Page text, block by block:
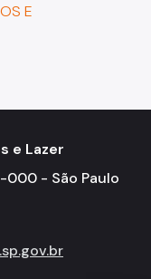
E
e Lazer
000 - São Paulo